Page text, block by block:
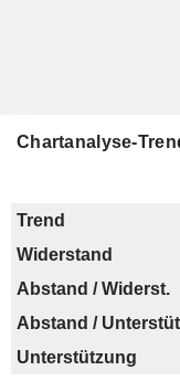
Chartanalyse-
Trend
Widerstand
Abstand / Widerst.
Abstand /
Unterstützung